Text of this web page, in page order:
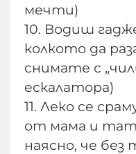
мечти)
10. Водиш
колкото да
снимате с
ескалатора)
11. Леко се
от мама и
наясно, че без